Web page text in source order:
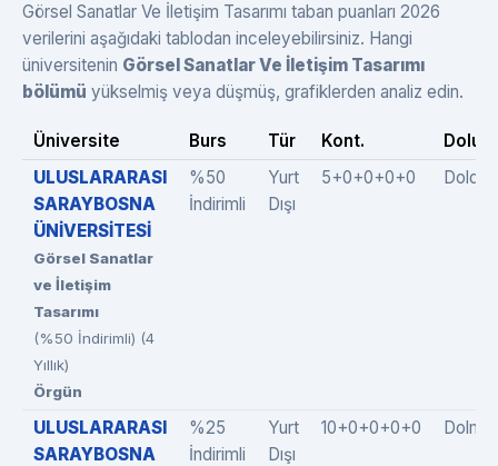
Görsel Sanatlar Ve İletişim Tasarımı taban puanları 2026
verilerini aşağıdaki tablodan inceleyebilirsiniz. Hangi
üniversitenin Görsel Sanatlar Ve İletişim Tasarımı
bölümü yükselmiş veya düşmüş, grafiklerden analiz edin.
Üniversite Burs Tür Kont.
ULUSLARARASI
SARAYBOSNA
ÜNİVERSİTESİ
Görsel Sanatlar
ve İletişim
Tasarımı
(%50 İndirimli) (4
Yıllık)
Örgün
%50
İndirimli
Yurt
Dışı
5+0+0+0+0 Doldu#
ULUSLARARASI
SARAYBOSNA
%25
İndirimli
Yurt
Dışı
10+0+0+0+0